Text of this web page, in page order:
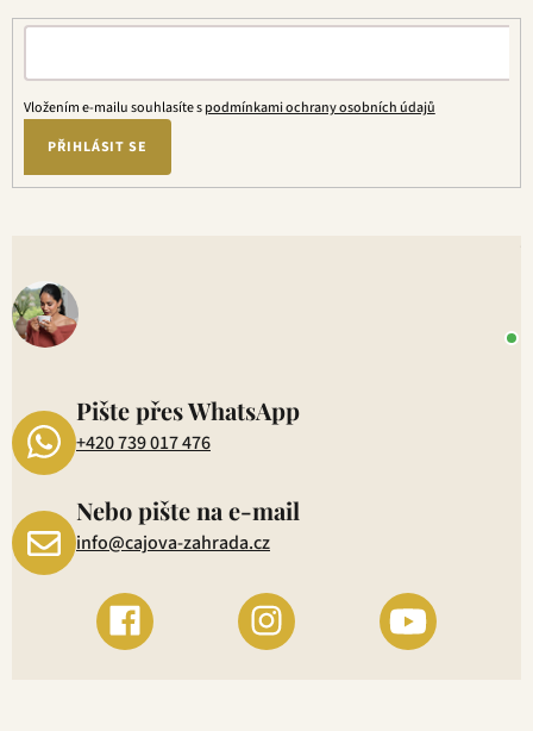
Vložením e-mailu souhlasíte spodmínkami ochrany osobních údajů
PŘIHLÁSIT SE
Pište přes WhatsApp
+420 739 017 476
Nebo pište na e-mail
info@cajova-zahrada.cz